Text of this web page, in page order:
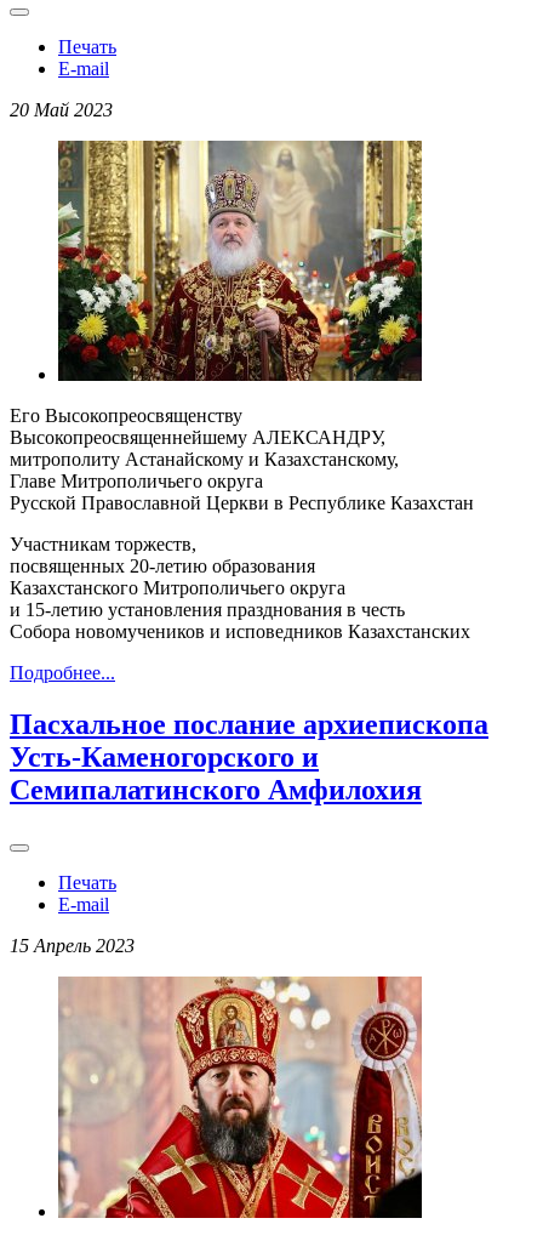
Печать
E-mail
20 Май 2023
Его Высокопреосвященству
Высокопреосвященнейшему АЛЕКСАНДРУ,
митрополиту Астанайскому и Казахстанскому,
Главе Митрополичьего округа
Русской Православной Церкви в Республике Казахстан
Участникам торжеств,
посвященных 20-летию образования
Казахстанского Митрополичьего округа
и 15-летию установления празднования в честь
Собора новомучеников и исповедников Казахстанских
Подробнее...
Пасхальное послание архиепископа
Усть-Каменогорского и
Семипалатинского Амфилохия
Печать
E-mail
15 Апрель 2023